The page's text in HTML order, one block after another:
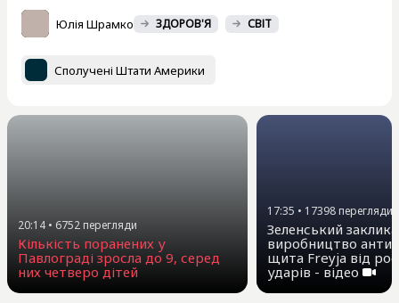
Юлія Шрамко ЗДОРОВ'Я СВІТ
Сполучені Штати Америки
20:14 • 6752 перегляди
Кількість поранених у
Павлограді зросла до 9, серед
них четверо дітей
17:35 • 17398перегляди
Зеленський
виробництво
щита Freyja від
ударів - відео